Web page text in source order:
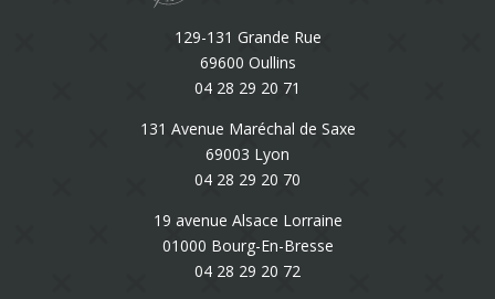
129-131 Grande Rue
69600 Oullins
04 28 29 20 71
131 Avenue Maréchal de Saxe
69003 Lyon
04 28 29 20 70
19 avenue Alsace Lorraine
01000 Bourg-En-Bresse
04 28 29 20 72